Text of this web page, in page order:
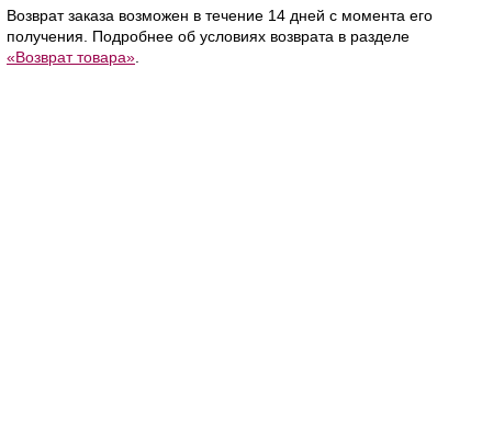
Возврат заказа возможен в течение 14 дней с момента его
получения. Подробнее об условиях возврата в разделе
«Возврат товара»